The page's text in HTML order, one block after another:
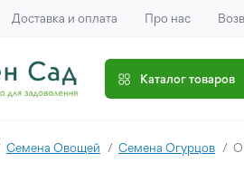
Доставка и оплата Про нас
Каталог товаров
Семена Овощей Семена Огурцов